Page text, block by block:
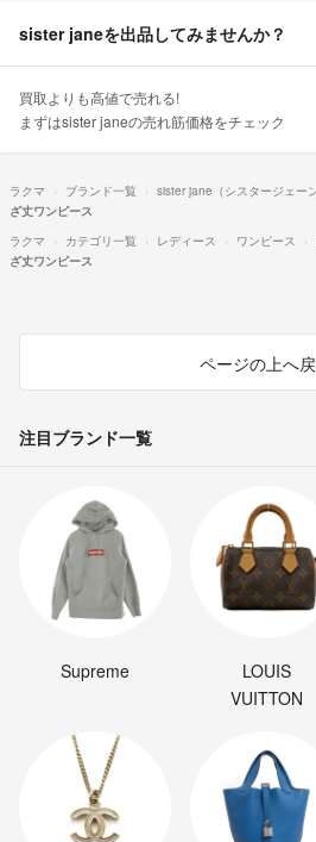
sister janeを出品してみませんか？
買取よりも高値で売れる!
まずはsister janeの売れ筋価格をチェック
ラクマ ブランド一覧 sister jane（シスタージェーン
ざ丈ワンピース
ラクマ
カテゴリ一覧 レディース ワンピース
ざ丈ワンピース
ページの上へ
注目ブランド一覧
Supreme
LOUIS
VUITTON